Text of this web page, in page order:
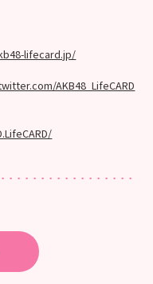
lifecard.jp/
AKB48_LifeCARD